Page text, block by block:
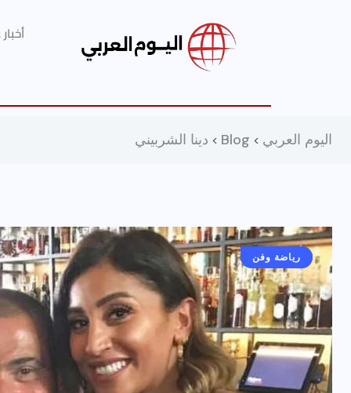
اليوم العربي >
Blog
> دينا الشربيني
أخبار عامة
رياضة وفن